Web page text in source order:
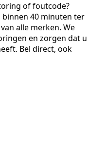
of foutcode?
40 minuten ter
alle merken. We
en zorgen dat u
Bel direct, ook